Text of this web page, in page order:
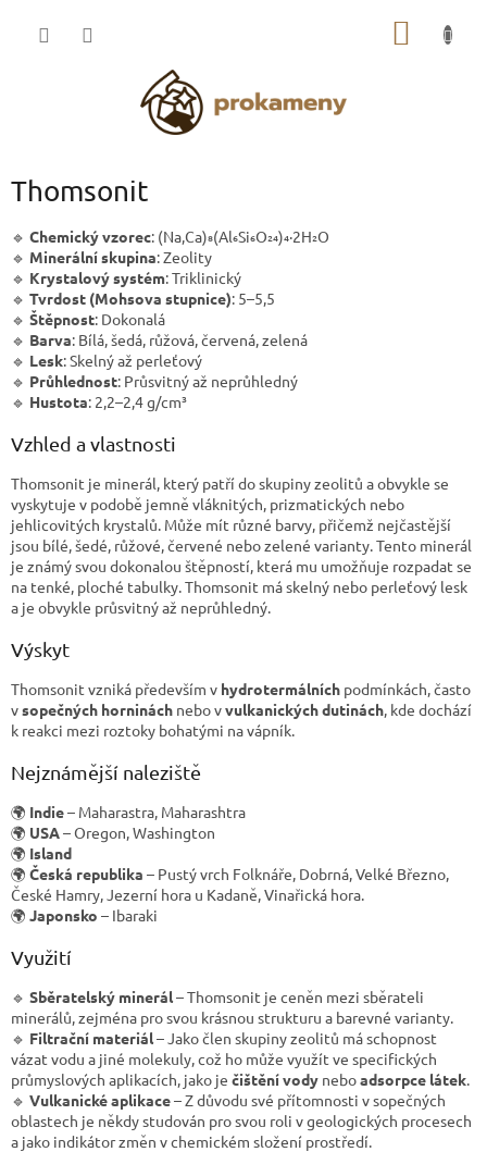
Thomsonit
🔹 Chemický vzorec: (Na,Ca)₈(Al₆Si₆O₂₄)₄·2H₂O
🔹 Minerální skupina: Zeolity
🔹 Krystalový systém: Triklinický
🔹 Tvrdost (Mohsova stupnice): 5–5,5
🔹 Štěpnost: Dokonalá
🔹 Barva: Bílá, šedá, růžová, červená, zelená
🔹 Lesk: Skelný až perleťový
🔹 Průhlednost: Průsvitný až neprůhledný
🔹 Hustota: 2,2–2,4 g/cm³
Vzhled a vlastnosti
Thomsonit je minerál, který patří do skupiny zeolitů a obvykle se
vyskytuje v podobě jemně vláknitých, prizmatických nebo
jehlicovitých krystalů. Může mít různé barvy, přičemž nejčastější
jsou bílé, šedé, růžové, červené nebo zelené varianty. Tento minerál
je známý svou dokonalou štěpností, která mu umožňuje rozpadat se
na tenké, ploché tabulky. Thomsonit má skelný nebo perleťový lesk
a je obvykle průsvitný až neprůhledný.
Výskyt
Thomsonit vzniká především v hydrotermálních podmínkách, často
vsopečných horninách nebo vvulkanických dutinách, kde dochází
k reakci mezi roztoky bohatými na vápník.
Nejznámější naleziště
🌍 Indie– Maharastra, Maharashtra
🌍 USA– Oregon, Washington
🌍 Island
🌍 Česká republika – Pustý vrch Folknáře, Dobrná, Velké Březno,
České Hamry, Jezerní hora u Kadaně, Vinařická hora.
🌍 Japonsko – Ibaraki
Využití
🔹 Sběratelský minerál– Thomsonit je ceněn mezi sběrateli
minerálů, zejména pro svou krásnou strukturu a barevné varianty.
🔹 Filtrační materiál– Jako člen skupiny zeolitů má schopnost
vázat vodu a jiné molekuly, což ho může využít ve specifických
průmyslových aplikacích, jako je čištění vody neboadsorpce látek.
🔹 Vulkanické aplikace– Z důvodu své přítomnosti v sopečných
oblastech je někdy studován pro svou roli v geologických procesech
a jako indikátor změn v chemickém složení prostředí.